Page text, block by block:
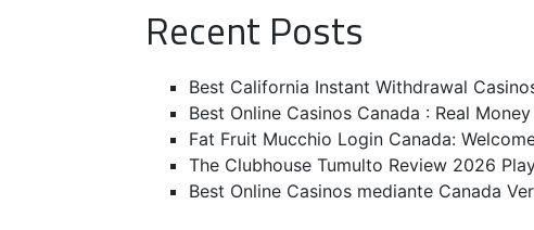
Recent Posts
Best California Instant Withdrawal
Best Online Casinos Canada : Real
Fat Fruit Mucchio Login Canada:
The Clubhouse Tumulto Review 2026
Best Online Casinos mediante Canada